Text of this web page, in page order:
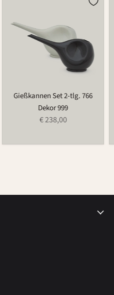
tlg.
766
Gießkannen Set 2-tlg. 766
Dekor 999
€ 238,00